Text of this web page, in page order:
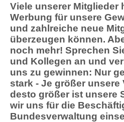
Viele unserer Mitglieder
Werbung für unsere
und zahlreiche neue
überzeugen können.
noch mehr! Sprechen
und Kollegen an und
uns zu gewinnen: Nur
stark - Je größer unsere
desto größer ist unsere
wir uns für die
Bundesverwaltung